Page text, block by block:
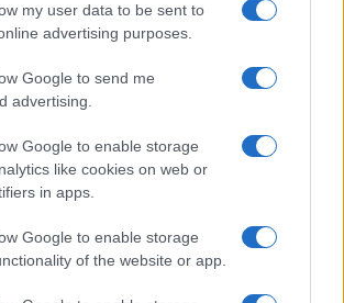
my user data to be sent to
advertising purposes.
Google to send me
advertising.
Google to enable storage
like cookies on web or
in apps.
Google to enable storage
of the website or app.
cari